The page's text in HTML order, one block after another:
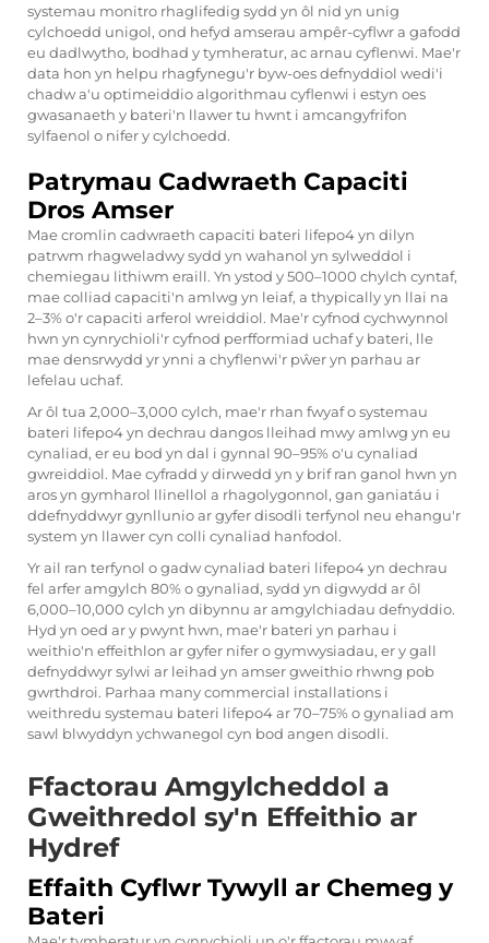
systemau monitro rhaglifedig sydd yn ôl nid yn unig
cylchoedd unigol, ond hefyd amserau ampêr-cyflwr a gafodd
eu dadlwytho, bodhad y tymheratur, ac arnau cyflenwi. Mae'r
data hon yn helpu rhagfynegu'r byw-oes defnyddiol wedi'i
chadw a'u optimeiddio algorithmau cyflenwi i estyn oes
gwasanaeth y bateri'n llawer tu hwnt i amcangyfrifon
sylfaenol o nifer y cylchoedd.
Patrymau Cadwraeth Capaciti
Dros Amser
Mae cromlin cadwraeth capaciti bateri lifepo4 yn dilyn
patrwm rhagweladwy sydd yn wahanol yn sylweddol i
chemiegau lithiwm eraill. Yn ystod y 500–1000 chylch cyntaf,
mae colliad capaciti'n amlwg yn leiaf, a thypically yn llai na
2–3% o'r capaciti arferol wreiddiol. Mae'r cyfnod cychwynnol
hwn yn cynrychioli'r cyfnod perfformiad uchaf y bateri, lle
mae densrwydd yr ynni a chyflenwi'r pŵer yn parhau ar
lefelau uchaf.
Ar ôl tua 2,000–3,000 cylch, mae'r rhan fwyaf o systemau
bateri lifepo4 yn dechrau dangos lleihad mwy amlwg yn eu
cynaliad, er eu bod yn dal i gynnal 90–95% o'u cynaliad
gwreiddiol. Mae cyfradd y dirwedd yn y brif ran ganol hwn yn
aros yn gymharol llinellol a rhagolygonnol, gan ganiatáu i
ddefnyddwyr gynllunio ar gyfer disodli terfynol neu ehangu'r
system yn llawer cyn colli cynaliad hanfodol.
Yr ail ran terfynol o gadw cynaliad bateri lifepo4 yn dechrau
fel arfer amgylch 80% o gynaliad, sydd yn digwydd ar ôl
6,000–10,000 cylch yn dibynnu ar amgylchiadau defnyddio.
Hyd yn oed ar y pwynt hwn, mae'r bateri yn parhau i
weithio'n effeithlon ar gyfer nifer o gymwysiadau, er y gall
defnyddwyr sylwi ar leihad yn amser gweithio rhwng pob
gwrthdroi. Parhaa many commercial installations i
weithredu systemau bateri lifepo4 ar 70–75% o gynaliad am
sawl blwyddyn ychwanegol cyn bod angen disodli.
Ffactorau Amgylcheddol a
Gweithredol sy'n Effeithio ar
Hydref
Effaith Cyflwr Tywyll ar Chemeg y
Bateri